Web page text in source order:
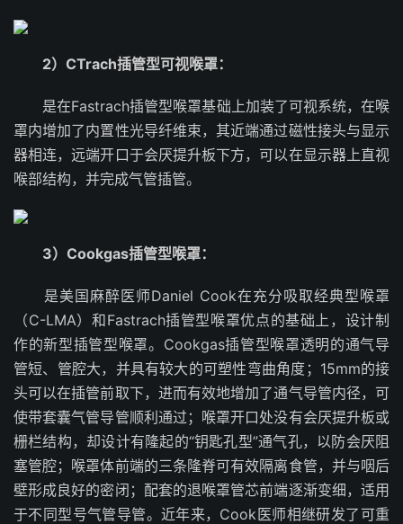
2）CTrach插管型可视喉罩：
是在Fastrach插管型喉罩基础上加装了可视系统，在喉
罩内增加了内置性光导纤维束，其近端通过磁性接头与显示
器相连，远端开口于会厌提升板下方，可以在显示器上直视
喉部结构，并完成气管插管。
3）Cookgas插管型喉罩：
是美国麻醉医师Daniel Cook在充分吸取经典型喉罩
（C-LMA）和Fastrach插管型喉罩优点的基础上，设计制
作的新型插管型喉罩。Cookgas插管型喉罩透明的通气导
管短、管腔大，并具有较大的可塑性弯曲角度；15mm的接
头可以在插管前取下，进而有效地增加了通气导管内径，可
使带套囊气管导管顺利通过；喉罩开口处没有会厌提升板或
栅栏结构，却设计有隆起的“钥匙孔型”通气孔，以防会厌阻
塞管腔；喉罩体前端的三条隆脊可有效隔离食管，并与咽后
壁形成良好的密闭；配套的退喉罩管芯前端逐渐变细，适用
于不同型号气管导管。近年来，Cook医师相继研发了可重